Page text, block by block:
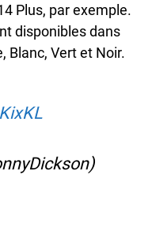
Plus, par exemple.
disponibles dans
Blanc, Vert et Noir.